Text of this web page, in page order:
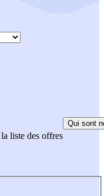
liste des offres
Qui sont